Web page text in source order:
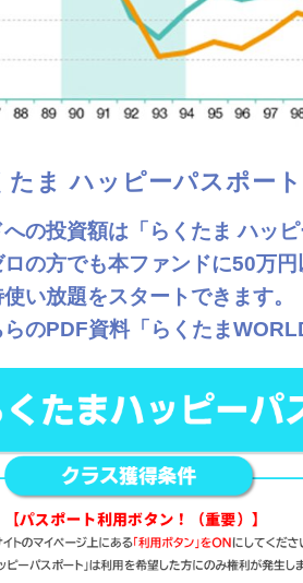
ま ハッピーパスポー
の投資額は「らくたま ハッ
ロの方でも本ファンドに50万
い放題をスタートできます。
のPDF資料「らくたま